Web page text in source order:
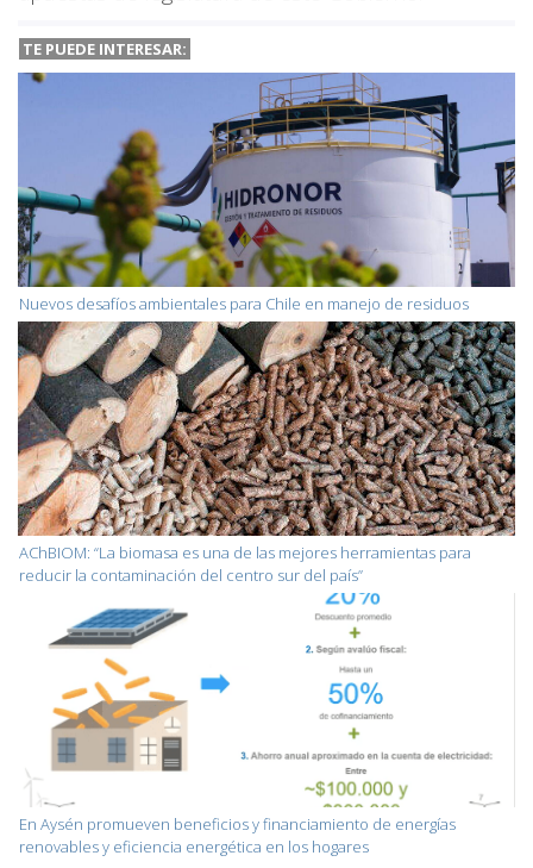
TE PUEDE INTERESAR:
Nuevos desafíos ambientales para Chile en manejo de residuos
AChBIOM: “La biomasa es una de las mejores herramientas para
reducir la contaminación del centro sur del país”
En Aysén promueven beneficios y financiamiento de energías
renovables y eficiencia energética en los hogares